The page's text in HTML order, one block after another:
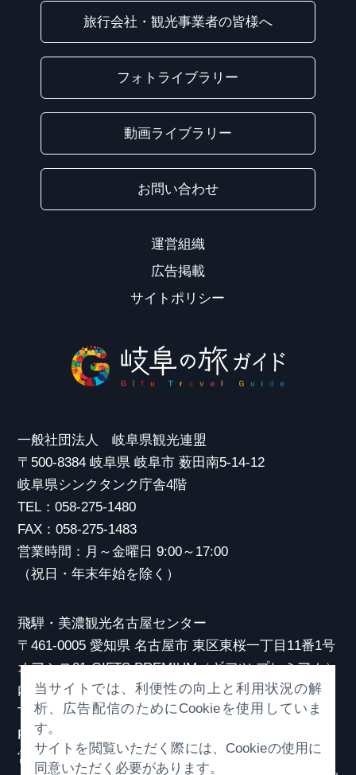
旅行会社・観光事業者の皆様へ
フォトライブラリー
動画ライブラリー
お問い合わせ
運営組織
広告掲載
サイトポリシー
一般社団法人 岐阜県観光連盟
〒500-8384 岐阜県 岐阜市 薮田南5-14-12
岐阜県シンクタンク庁舎4階
TEL：058-275-1480
FAX：058-275-1483
営業時間：月～金曜日 9:00～17:00
（祝日・年末年始を除く）
飛騨・美濃観光名古屋センター
〒461-0005 愛知県 名古屋市 東区東桜一丁目11番1号
オアシス21 GIFTS PREMIUM（ギフツ プレミアム）
内
TEL：052-253-6185
FAX：052-253-6186
営業時間：10:00～21:00
当サイトでは、利便性の向上と利用状況の解
析、広告配信のためにCookieを使用していま
す。
サイトを閲覧いただく際には、Cookieの使用に
同意いただく必要があります。